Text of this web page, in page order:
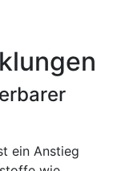
ein Anstieg